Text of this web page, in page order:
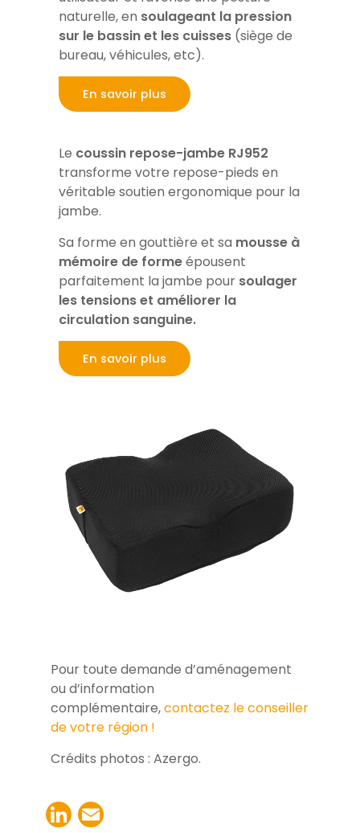
naturelle, en soulageant la pression
sur le bassin et les cuisses(siège de
bureau, véhicules, etc).
En savoir plus
Le coussin repose-jambe RJ952
transforme votre repose-pieds en
véritable soutien ergonomique pour la
jambe.
Sa forme en gouttière et sa mousse à
mémoire de formeépousent
parfaitement la jambe pour soulager
les tensions et améliorer la
circulation sanguine.
En savoir plus
Pour toute demande d’aménagement
ou d’information
complémentaire,contactez le conseiller
de votre région !
Crédits photos : Azergo.
LinkedIn
Email